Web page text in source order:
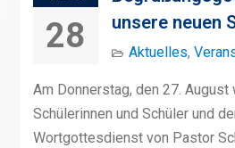
28
unsere neuen
Aktuelles,
Am Donnerstag, den 27. August
Schülerinnen und Schüler und
Wortgottesdienst von Pastor